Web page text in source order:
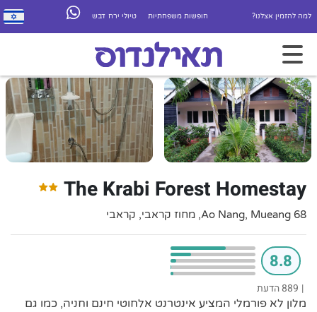
למה להזמין אצלנו? חופשות משפחתיות טיולי ירח דבש
The Krabi Forest Homestay
68 Ao Nang, Mueang, מחוז קראבי, קראבי
8.8
| 889 הדעת
מלון לא פורמלי המציע אינטרנט אלחוטי חינם וחניה, כמו גם